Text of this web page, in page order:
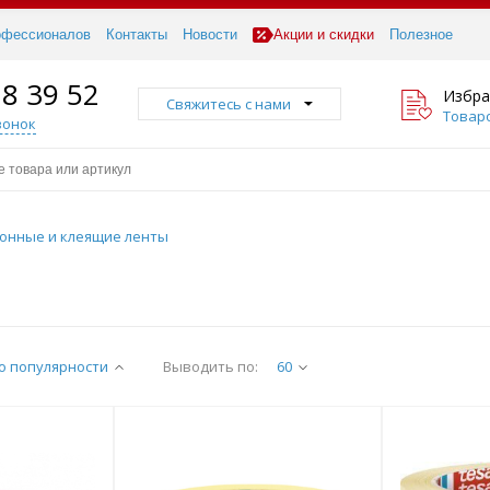
Контакты Новости Акции и скидки Полезное
39 52 Свяжитесь с нами
и клеящие ленты
популярности Выводить по: 60